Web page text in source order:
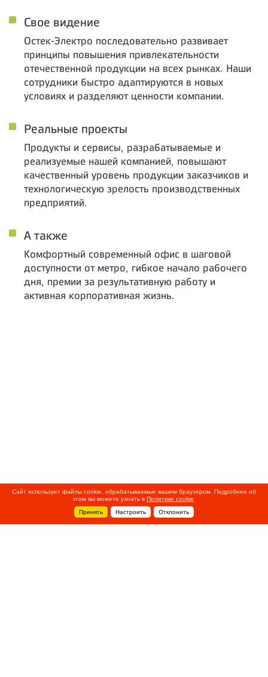
Свое видение
Остек-Электро последовательно развивает
принципы повышения привлекательности
отечественной продукции на всех рынках. Наши
сотрудники быстро адаптируются в новых
условиях и разделяют ценности компании.
Реальные проекты
Продукты и сервисы, разрабатываемые и
реализуемые нашей компанией, повышают
качественный уровень продукции заказчиков и
технологическую зрелость производственных
предприятий.
А также
Комфортный современный офис в шаговой
доступности от метро, гибкое начало рабочего
дня, премии за результативную работу и
активная корпоративная жизнь.
Сайт использует файлы cookie, обрабатываемые вашим браузером. Подробнее об
этом вы можете узнать в Политике cookie
Принять
Настроить Отклонить